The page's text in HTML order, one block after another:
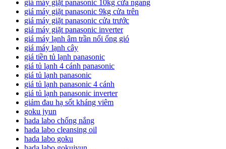
giá máy giặt panasonic 10kg cửa ngang
giá máy giặt panasonic 9kg cửa trên
giá máy giặt panasonic cửa trước
giá máy giặt panasonic inverter
giá máy lạnh âm trần nối ống gió
giá máy lạnh cây
giá tiền tủ lạnh panasonic
giá tủ lạnh 4 cánh panasonic
giá tủ lạnh panasonic
giá tủ lạnh panasonic 4 cánh
giá tủ lạnh panasonic inverter
giảm đau hạ sốt kháng viêm
goku jyun
hada labo chống nắng
hada labo cleansing oil
hada labo goku